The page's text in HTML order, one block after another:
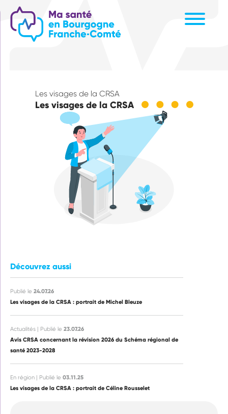
contenu
principal
Les visages de la CRSA
Les visages de la CRSA
Découvrez aussi
Publié le 24.07.26
Les visages de la CRSA : portrait de Michel Bleuze
Actualités | Publié le 23.07.26
Avis CRSA concernant la révision 2026 du Schéma régional de
santé 2023-2028
En région | Publié le 03.11.25
Les visages de la CRSA : portrait de Céline Rousselet